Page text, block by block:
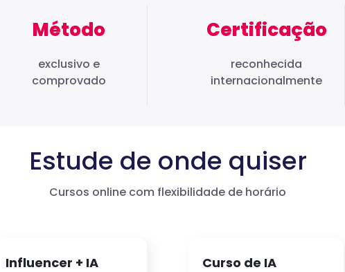
Método
exclusivo e
comprovado
Certificação
reconhecida
internacionalmente
Estude de onde quiser
Cursos online com flexibilidade de horário
Influencer + IA Curso de IA